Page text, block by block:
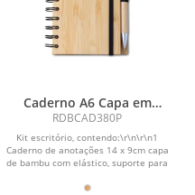
Caderno A6 Capa em
Bambu com caneta
(14x09cm)
RDBCAD380P
Kit escritório, contendo:\r\n\r\n1
Caderno de anotações 14 x 9cm capa
de bambu com elástico, suporte para